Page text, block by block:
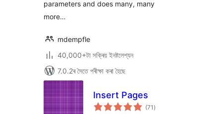
parameters and does many, many
more…
mdempfle
40,000+টা সক্ৰিয় ইনষ্টলেশ্যন
7.0.2ৰ সৈতে পৰীক্ষা কৰা হৈছে
Insert Pages
(71 টা
মুঠ)